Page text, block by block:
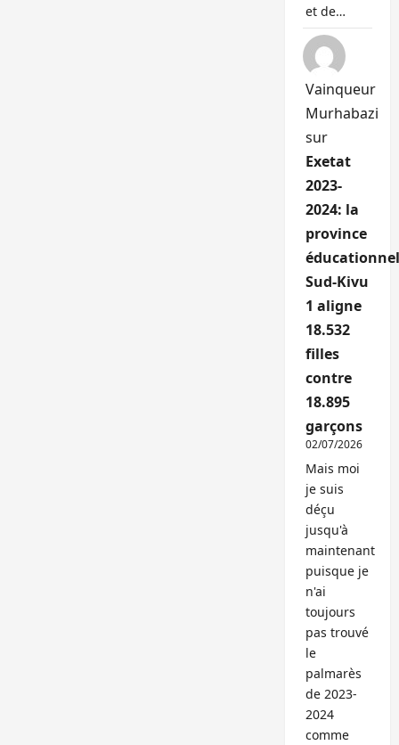
et de…
Vainqueur
Murhabazi
sur
Exetat
2023-
2024: la
province
Sud-Kivu
1 aligne
18.532
filles
contre
18.895
garçons
02/07/2026
Mais moi
je suis
déçu
jusqu'à
maintenant
puisque je
n'ai
toujours
pas trouvé
le
palmarès
de 2023-
2024
comme